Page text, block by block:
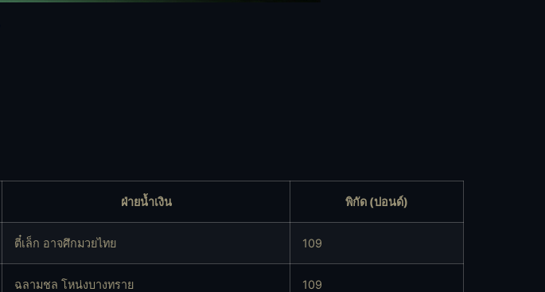
ฝ่ายน้ำเงิน พิกัด (ปอนด์)
ตี๋เล็ก อาจศึกมวยไทย 109
ฉลามชล โหน่งบางทราย 109